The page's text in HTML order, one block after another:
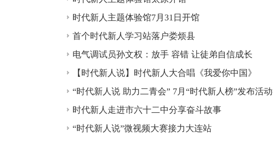
时代新人主题体验馆7月31日开馆
首个时代新人学习站落户娄烦县
电气调试员孙文权：放手 容错 让徒弟自信成长
【时代新人说】时代新人大合唱《我爱你中国》
“时代新人说 助力二青会” 7月“时代新人榜”发布活
时代新人走进市六十二中分享奋斗故事
“时代新人说”微视频大赛接力大连站